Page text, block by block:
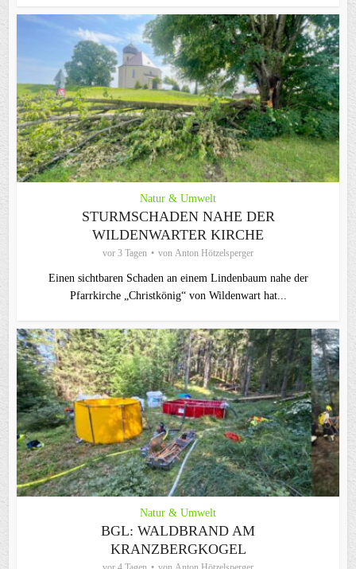
Natur & Umwelt
STURMSCHADEN NAHE DER
WILDENWARTER KIRCHE
vor 3 Tagen von Anton Hötzelsperger
Einen sichtbaren Schaden an einem Lindenbaum nahe der
Pfarrkirche „Christkönig“ von Wildenwart hat...
Natur & Umwelt
BGL: WALDBRAND AM
KRANZBERGKOGEL